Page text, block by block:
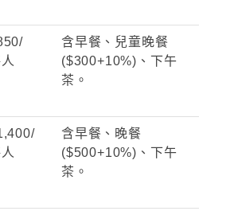
含早餐、兒童晚餐
($300+10%) 、下午
茶。
含早餐、晚餐
($500+10%) 、下午
茶。